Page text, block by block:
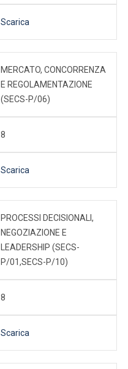
Scarica
MERCATO, CONCORRENZA
E REGOLAMENTAZIONE
(SECS-P/06)
8
Scarica
PROCESSI DECISIONALI,
NEGOZIAZIONE E
LEADERSHIP (SECS-
P/01,SECS-P/10)
8
Scarica